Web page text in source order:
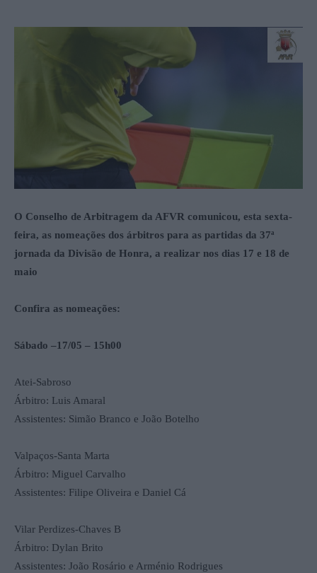
O Conselho de Arbitragem da AFVR comunicou, esta sexta-
feira, as nomeações dos árbitros para as partidas da 37ª
jornada da Divisão de Honra, a realizar nos dias 17 e 18 de
maio
Confira as nomeações:
Sábado –17/05 – 15h00
Atei-Sabroso
Árbitro: Luis Amaral
Assistentes: Simão Branco e João Botelho
Valpaços-Santa Marta
Árbitro: Miguel Carvalho
Assistentes: Filipe Oliveira e Daniel Cá
Vilar Perdizes-Chaves B
Árbitro: Dylan Brito
Assistentes: João Rosário e Arménio Rodrigues